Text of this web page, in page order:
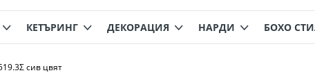
КЕТЪРИНГ ДЕКОРАЦИЯ НАРДИ БОХО
сив цвят